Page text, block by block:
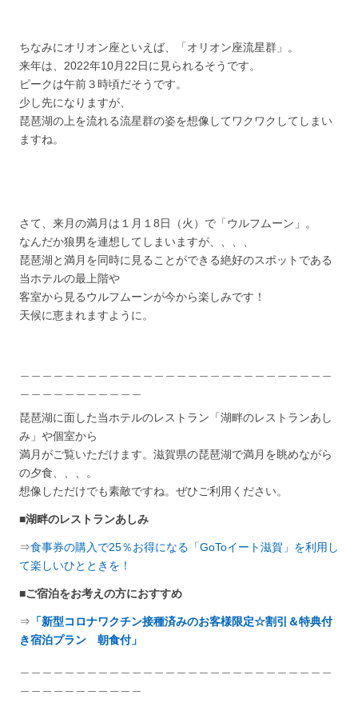
ちなみにオリオン座といえば、「オリオン座流星群」。
来年は、2022年10月22日に見られるそうです。
ピークは午前３時頃だそうです。
少し先になりますが、
琵琶湖の上を流れる流星群の姿を想像してワクワクしてしまい
ますね。
さて、来月の満月は１月１8日（火）で「ウルフムーン」。
なんだか狼男を連想してしまいますが、、、、
琵琶湖と満月を同時に見ることができる絶好のスポットである
当ホテルの最上階や
客室から見るウルフムーンが今から楽しみです！
天候に恵まれますように。
琵琶湖に面した当ホテルのレストラン「湖畔のレストランあし
み」や個室から
満月がご覧いただけます。滋賀県の琵琶湖で満月を眺めながら
の夕食、、、。
想像しただけでも素敵ですね。ぜひご利用ください。
■湖畔のレストランあしみ
⇒食事券の購入で25％お得になる「GoToイート滋賀」を利用し
て楽しいひとときを！
■ご宿泊をお考えの方におすすめ
⇒ 「新型コロナワクチン接種済みのお客様限定☆割引＆特典付
き宿泊プラン 朝食付」